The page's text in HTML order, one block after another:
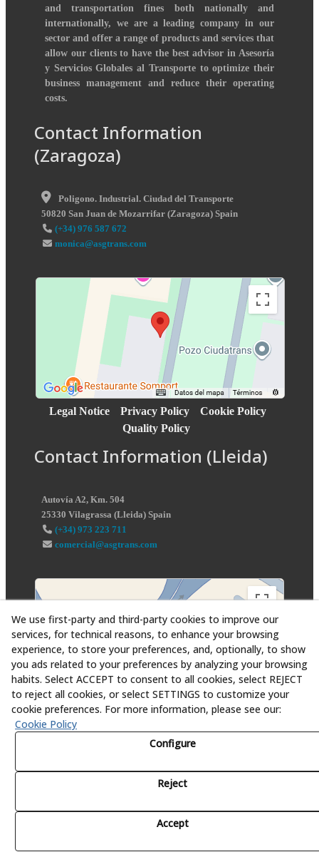
and transportation fines both nationally and
internationally, we are a leading company in our
sector and offer a range of products and services that
allow our clients to have the best advisor in Asesoría
y Servicios Globales al Transporte to optimize their
business management and reduce their operating
costs.
Contact Information
(Zaragoza)
Poligono. Industrial. Ciudad del Transporte
50820 San Juan de Mozarrifar (Zaragoza) Spain
(+34) 976 587 672
monica@asgtrans.com
Legal Notice Privacy Policy
Cookie Policy
Quality Policy
Contact Information (Lleida)
Autovía A2, Km. 504
25330 Vilagrassa (Lleida) Spain
(+34) 973 223 711
comercial@asgtrans.com
S.L. - All rights reserved.
We use first-party and third-party cookies to improve our
services, for technical reasons, to enhance your browsing
experience, to store your preferences, and, optionally, to show
you ads related to your preferences by analyzing your browsing
habits. Select ACCEPT to consent to all cookies, select REJECT
to reject all cookies, or select SETTINGS to customize your
cookie preferences. For more information, please see our:
Cookie Policy
Configure
Reject
Accept